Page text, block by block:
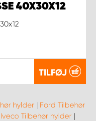
40X30X12
TILFØJ
hylder| Ford Tilbehør
Iveco Tilbehør hylder|